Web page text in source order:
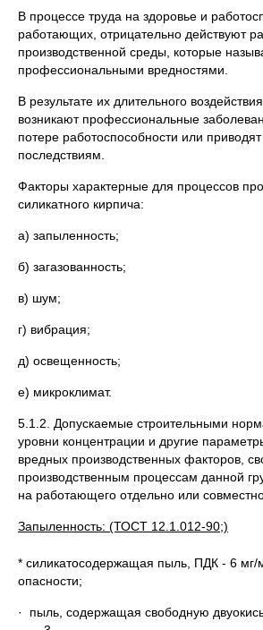
В процессе труда на здоровье и
работающих, отрицательно действуют
производственной среды, которые
профессиональными вредностями.
В результате их длительного
возникают профессиональные
потере работоспособности или
последствиям.
Факторы характерные для процессов
силикатного кирпича:
а) запыленность;
б) загазованность;
в) шум;
г) вибрация;
д) освещенность;
е) микроклимат.
5.1.2. Допускаемые строительными
уровни концентрации и другие
вредных производственных факторов,
производственным процессам данной
на работающего отдельно или
Запыленность: (ТОСТ 12.1.012-90;)
* силикатосодержащая пыль, ПДК - 6 мг/
опасности;
· пыль, содержащая свободную